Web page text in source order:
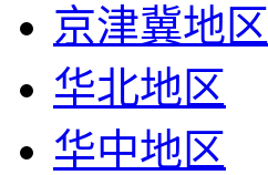
京津冀地区
华北地区
华中地区